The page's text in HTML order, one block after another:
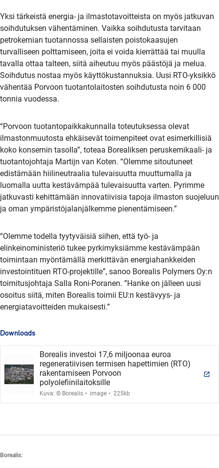
Yksi tärkeistä energia- ja ilmastotavoitteista on myös jatkuvan
soihdutuksen vähentäminen. Vaikka soihdutusta tarvitaan
petrokemian tuotannossa sellaisten poistokaasujen
turvalliseen polttamiseen, joita ei voida kierrättää tai muulla
tavalla ottaa talteen, siitä aiheutuu myös päästöjä ja melua.
Soihdutus nostaa myös käyttökustannuksia. Uusi RTO-yksikkö
vähentää Porvoon tuotantolaitosten soihdutusta noin 6 000
tonnia vuodessa.
“Porvoon tuotantopaikkakunnalla toteutuksessa olevat
ilmastonmuutosta ehkäisevät toimenpiteet ovat esimerkillisiä
koko konsernin tasolla”, toteaa Borealiksen peruskemikaali- ja
tuotantojohtaja Martijn van Koten. “Olemme sitoutuneet
edistämään hiilineutraalia tulevaisuutta muuttumalla ja
luomalla uutta kestävämpää tulevaisuutta varten. Pyrimme
jatkuvasti kehittämään innovatiivisia tapoja ilmaston suojeluun
ja oman ympäristöjalanjälkemme pienentämiseen.”
“Olemme todella tyytyväisiä siihen, että työ- ja
elinkeinoministeriö tukee pyrkimyksiämme kestävämpään
toimintaan myöntämällä merkittävän energiahankkeiden
investointituen RTO-projektille”, sanoo Borealis Polymers Oy:n
toimitusjohtaja Salla Roni-Poranen. ”Hanke on jälleen uusi
osoitus siitä, miten Borealis toimii EU:n kestävyys- ja
energiatavoitteiden mukaisesti.”
Downloads
Borealis investoi 17,6 miljoonaa euroa
regeneratiivisen termisen hapettimien (RTO)
rakentamiseen Porvoon
polyolefiinilaitoksille
Kuva: © Borealis. image. 225kb
Borealis: